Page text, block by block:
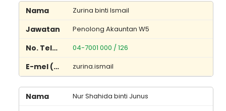
Zurina binti Ismail
Penolong Akauntan W5
04-7001 000 / 126
zurina.ismail
Nur Shahida binti Junus